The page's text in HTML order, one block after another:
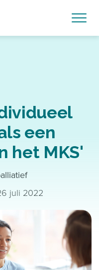
een
het MKS'
juli 2022